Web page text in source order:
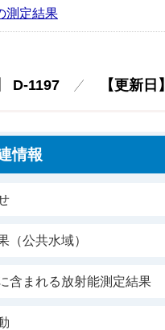
測定結果
D-1197 【更新日】
情報
（公共水域）
含まれる放射能測定結果